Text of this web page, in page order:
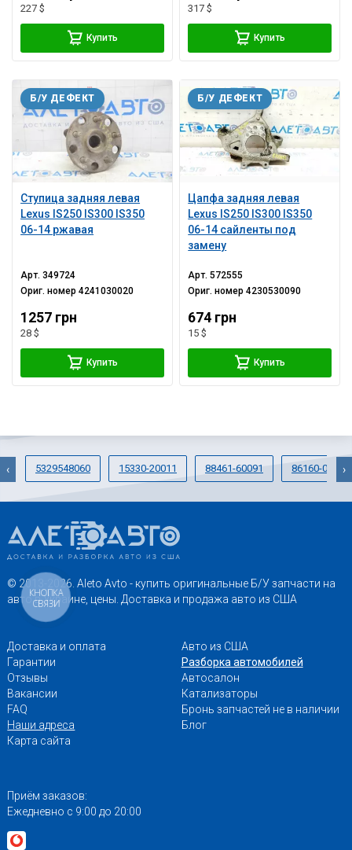
227 $
Купить
317 $
Купить
Ступица задняя левая
Lexus IS250 IS300 IS350
06-14 ржавая
Б/У ДЕФЕКТ
Арт.349724
Ориг. номер4241030020
1257 грн
28 $
Купить
Цапфа задняя левая
Lexus IS250 IS300 IS350
06-14 сайленты под
замену
Б/У ДЕФЕКТ
Арт.572555
Ориг. номер4230530090
674 грн
15 $
Купить
5329548060 15330-20011 88461-60091 86160-
‹ ›
© 2013-2026. Aleto Avto - купить оригинальные Б/У запчасти на
авто в Украине, цены. Доставка и продажа авто из США
Доставка и оплата
Гарантии
Отзывы
Вакансии
FAQ
Наши адреса
Карта сайта
Авто из США
Разборка автомобилей
Автосалон
Катализаторы
Бронь запчастей не в наличии
Блог
Приём заказов:
Ежедневно с 9:00 до 20:00
КНОПКА
СВЯЗИ